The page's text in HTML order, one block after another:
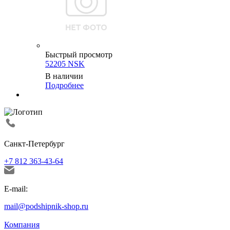
Быстрый просмотр
52205 NSK
В наличии
Подробнее
Санкт-Петербург
+7 812 363-43-64
E-mail:
mail@podshipnik-shop.ru
Компания